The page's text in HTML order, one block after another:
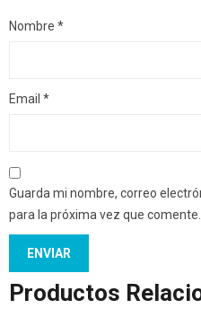
Nombre *
Email *
Guarda mi nombre, correo
para la próxima vez que comente.
Productos